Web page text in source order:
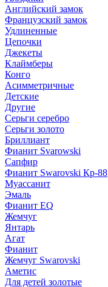
Английский замок
Французский замок
Удлиненные
Цепочки
Джекеты
Клаймберы
Конго
Асимметричные
Детские
Другие
Серьги серебро
Серьги золото
Бриллиант
Фианит Svarowski
Сапфир
Фианит Swarovski Кр-88
Муассанит
Эмаль
Фианит EQ
Жемчуг
Янтарь
Агат
Фианит
Жемчуг Swarovski
Аметис
Для детей золотые